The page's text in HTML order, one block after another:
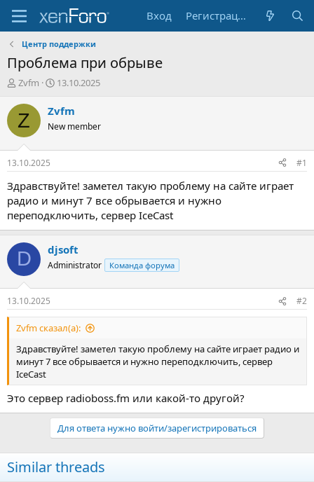
Вход Регистрация
Центр поддержки
Проблема при обрыве
А
т
о
т
е
м
ы
Zvfm
Д
т
н
а
л
а
13.10.2025
Z Zvfm
New member
13.10.2025 #1
Здравствуйте! заметел такую проблему на сайте играет
радио и минут 7 все обрывается и нужно
переподключить, сервер IceCast
D djsoft
Administrator Команда форума
13.10.2025 #2
Zvfm сказал(а):
Здравствуйте! заметел такую проблему на сайте играет радио и
минут 7 все обрывается и нужно переподключить, сервер
IceCast
Это сервер radioboss.fm или какой-то другой?
Для ответа нужно войти/зарегистрироваться
Similar threads